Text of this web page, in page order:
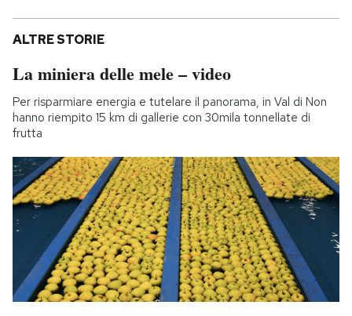
ALTRE STORIE
La miniera delle mele – video
Per risparmiare energia e tutelare il panorama, in Val di Non
hanno riempito 15 km di gallerie con 30mila tonnellate di
frutta